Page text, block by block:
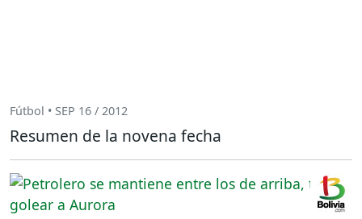
Fútbol • SEP 16 / 2012
Resumen de la novena fecha